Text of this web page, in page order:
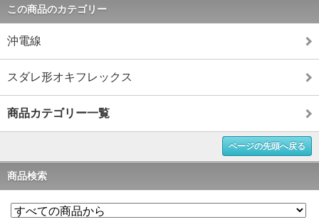
この商品のカテゴリー
沖電線
スダレ形オキフレックス
商品カテゴリー一覧
ページの先頭へ戻る
商品検索